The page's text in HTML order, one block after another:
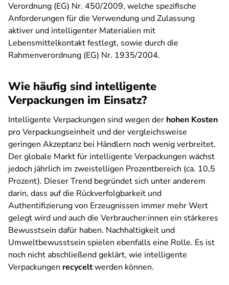
Verordnung (EG) Nr. 450/2009, welche spezifische
Anforderungen für die Verwendung und Zulassung
aktiver und intelligenter Materialien mit
Lebensmittelkontakt festlegt, sowie durch die
Rahmenverordnung (EG) Nr. 1935/2004.
Wie häufig sind intelligente
Verpackungen im Einsatz?
Intelligente Verpackungen sind wegen der hohen Kosten
pro Verpackungseinheit und der vergleichsweise
geringen Akzeptanz bei Händlern noch wenig verbreitet.
Der globale Markt für intelligente Verpackungen wächst
jedoch jährlich im zweistelligen Prozentbereich (ca. 10,5
Prozent). Dieser Trend begründet sich unter anderem
darin, dass auf die Rückverfolgbarkeit und
Authentifizierung von Erzeugnissen immer mehr Wert
gelegt wird und auch die Verbraucher:innen ein stärkeres
Bewusstsein dafür haben. Nachhaltigkeit und
Umweltbewusstsein spielen ebenfalls eine Rolle. Es ist
noch nicht abschließend geklärt, wie intelligente
Verpackungen recyceltwerden können.